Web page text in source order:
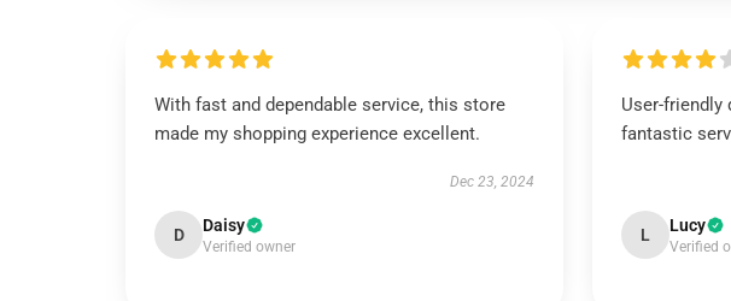
With fast and dependable service, this store
made my shopping experience excellent.
Dec 23, 2024
D Daisy
Verified owner
User-friendly
fantastic
L Lucy
Verified